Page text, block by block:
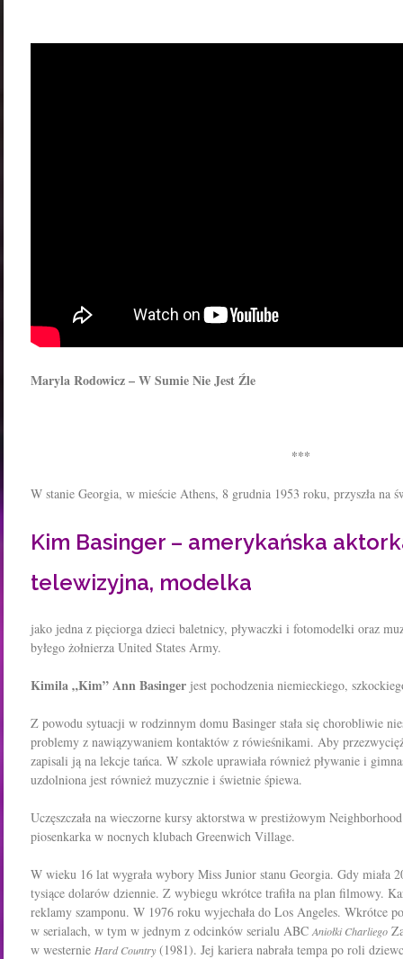
Maryla Rodowicz – W Sumie Nie Jest Źle
***
W stanie Georgia, w mieście Athens, 8 grudnia 1953 roku, przyszła na
Kim Basinger – amerykańska
telewizyjna, modelka
jako jedna z pięciorga dzieci baletnicy, pływaczki i fotomodelki oraz
byłego żołnierza United States Army.
Kimila „Kim” Ann Basinger jest pochodzenia niemieckiego,
Z powodu sytuacji w rodzinnym domu Basinger stała się chorobliwie
problemy z nawiązywaniem kontaktów z rówieśnikami. Aby
zapisali ją na lekcje tańca. W szkole uprawiała również pływanie i
uzdolniona jest również muzycznie i świetnie śpiewa.
Uczęszczała na wieczorne kursy aktorstwa w prestiżowym
piosenkarka w nocnych klubach Greenwich Village.
W wieku 16 lat wygrała wybory Miss Junior stanu Georgia. Gdy miała
tysiące dolarów dziennie. Z wybiegu wkrótce trafiła na plan filmowy.
reklamy szamponu. W 1976 roku wyjechała do Los Angeles. Wkrótce
w serialach, w tym w jednym z odcinków serialu ABCAniołki Charliego
w westernie Hard Country(1981). Jej kariera nabrała tempa po roli